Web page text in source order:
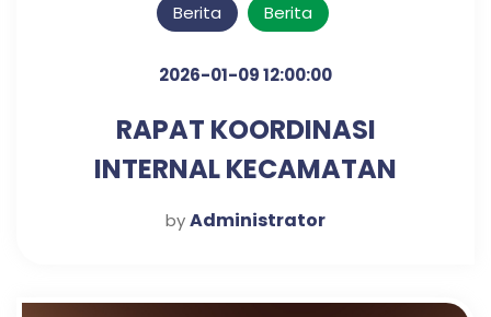
Berita Berita
2026-01-09 12:00:00
RAPAT KOORDINASI
INTERNAL KECAMATAN
KRATON UNTUK PENGUATAN
byAdministrator